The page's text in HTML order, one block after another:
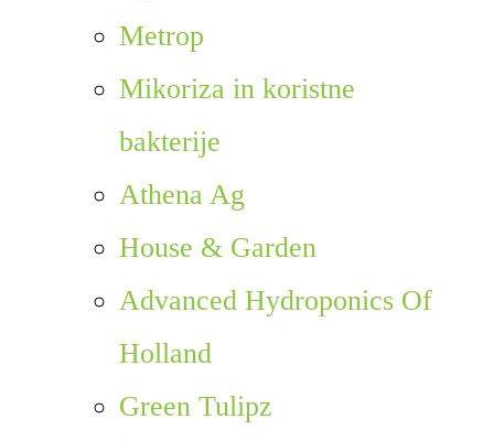
Metrop
Mikoriza in koristne
bakterije
Athena Ag
House & Garden
Advanced Hydroponics Of
Holland
Green Tulipz